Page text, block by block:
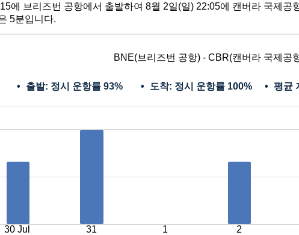
에 브리즈번 공항에서 출발하여 8월 2일(일) 22:05에 캔버라 국제
5분입니다.
BNE(브리즈번 공항) - CBR(캔버라 국제공
출발: 정시 운항률 93% 도착: 정시 운항률 100% 평균
30 Jul 31 1 2